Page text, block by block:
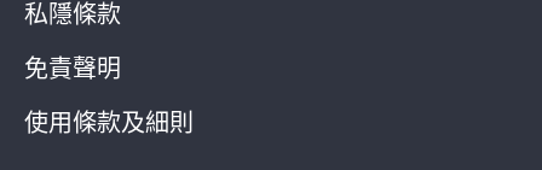
私隱條款
免責聲明
使用條款及細則